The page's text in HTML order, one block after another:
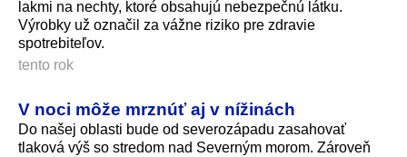
lakmi na nechty, ktoré obsahujú nebezpečnú látku.
Výrobky už označil za vážne riziko pre zdravie
spotrebiteľov.
tento rok
V noci môže mrznúť aj v nížinách
Do našej oblasti bude od severozápadu zasahovať
tlaková výš so stredom nad Severným morom. Zároveň